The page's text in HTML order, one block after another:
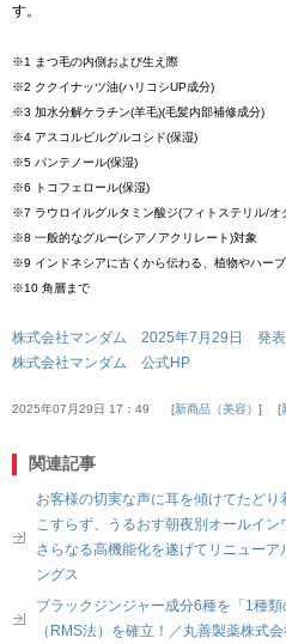
す。
※1 まつ毛の内側および生え際
※2 ククイナッツ油(ハリコシUP成分)
※3 加水分解ケラチン(羊毛)(毛髪内部補修成分)
※4 アスコルビルグルコシド(保湿)
※5 パンテノール(保湿)
※6 トコフェロール(保湿)
※7 ラウロイルグルタミン酸ジ(フィトステリル/オ
※8 一般的なグルー(シアノアクリレート)対象
※9 インドネシアに古くから伝わる、植物やハー
※10 角層まで
株式会社マンダム 2025年7月29日 発表
株式会社マンダム 公式HP
2025年07月29日 17：49 新商品（美容）
関連記事
お客様の切実な声に耳を傾けてたど
こすらず、うるおす朝夜別オールイン
さらなる高機能化を遂げてリニュー
ングス
ブラックジンジャー成分6種を「1種
（RMS法）を確立！／丸善製薬株式会